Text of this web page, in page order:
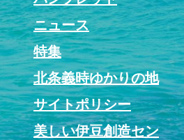
ニュース
特集
北条義時ゆかりの地
サイトポリシー
美しい伊豆創造セン